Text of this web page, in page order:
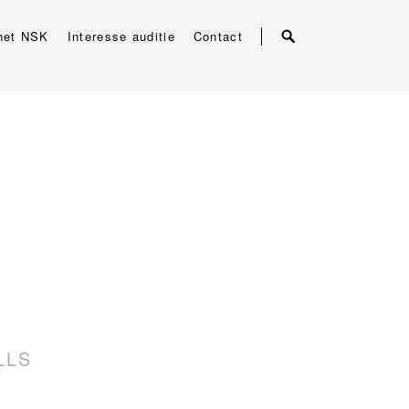
NSK Interesse auditie Contact